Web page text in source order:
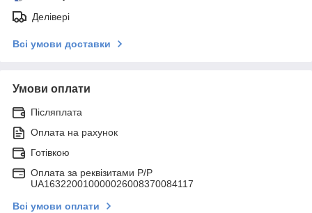
Делівері
Всі умови доставки
Умови оплати
Післяплата
Оплата на рахунок
Готівкою
Оплата за реквізитами P/Р
UA163220010000026008370084117
Всі умови оплати